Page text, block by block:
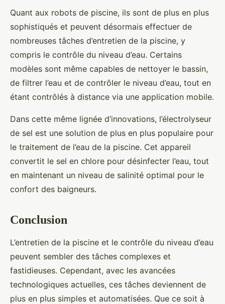
Quant aux robots de piscine, ils sont de plus en plus
sophistiqués et peuvent désormais effectuer de
nombreuses tâches d’entretien de la piscine, y
compris le contrôle du niveau d’eau. Certains
modèles sont même capables de nettoyer le bassin,
de filtrer l’eau et de contrôler le niveau d’eau, tout en
étant contrôlés à distance via une application mobile.
Dans cette même lignée d’innovations, l’électrolyseur
de sel est une solution de plus en plus populaire pour
le traitement de l’eau de la piscine. Cet appareil
convertit le sel en chlore pour désinfecter l’eau, tout
en maintenant un niveau de salinité optimal pour le
confort des baigneurs.
Conclusion
L’entretien de la piscine et le contrôle du niveau d’eau
peuvent sembler des tâches complexes et
fastidieuses. Cependant, avec les avancées
technologiques actuelles, ces tâches deviennent de
plus en plus simples et automatisées. Que ce soit à